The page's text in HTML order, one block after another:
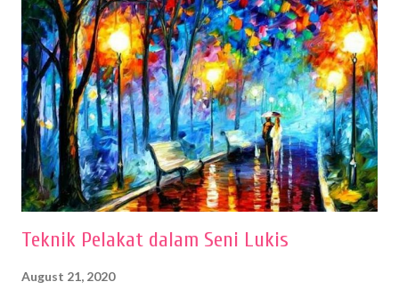
menggambar bentuk: 1. Kertas Gambar Kegiatan menggambar
membutuhkan kertas yang baik agar proses pembuatan gambar lebih
nyaman dan maksimal. Bahan kertas yang baik salah satu syaratnya
adalah tidak mudah sobek, mengingat menggambar merupakan
proses menggores dan menghapus. Kertas adalah bahan yang paling
ideal digunakan untuk menggambar. Dalam menggambar
menggunakan pen...
Teknik Pelakat dalam Seni Lukis
August 21, 2020